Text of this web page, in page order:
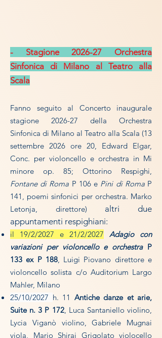
- Stagione 2026-27 Orchestra
Sinfonica di Milano al Teatro alla
Scala
Fanno seguito al Concerto inaugurale
stagione 2026-27 della Orchestra
Sinfonica di Milano al Teatro alla Scala (13
settembre 2026 ore 20, Edward Elgar,
Conc. per violoncello e orchestra in Mi
minore op. 85; Ottorino Respighi,
Fontane di Roma P 106 e Pini di Roma P
141,
poemi sinfonici per orchestra. ​Marko
Letonja, direttore) altri due
appuntamenti respighiani:
il 19/2/2027 e 21/2/2027
Adagio con
variazioni per violoncello e orchestra P
133 ex P 188, Luigi Piovano direttore e
violoncello solista c/o Auditorium Largo
Mahler, Milano
25/10/2027 h. 11 Antiche danze et arie,
Suite n. 3 P 172, Luca Santaniello violino,
Lycia Viganò violino, Gabriele Mugnai
viola, Mario Shirai Grigolato violocello